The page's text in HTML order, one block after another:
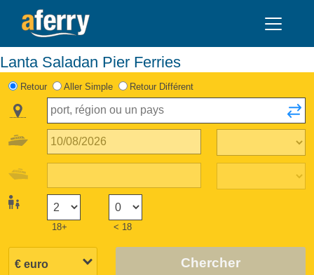
Lanta Saladan Pier Ferries
Retour Aller Simple Retour Différent
18+ < 18
Chercher